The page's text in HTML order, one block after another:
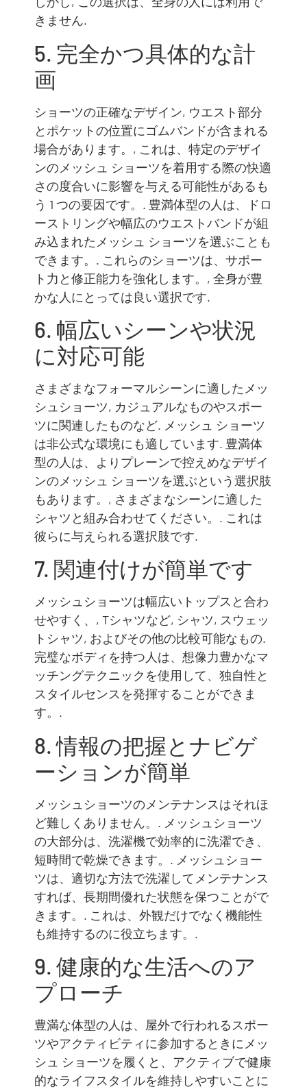
きません.
5. 完全かつ具体的な計
画
ショーツの正確なデザイン, ウエスト部分
とポケットの位置にゴムバンドが含まれる
場合があります。, これは、特定のデザイ
ンのメッシュ ショーツを着用する際の快適
さの度合いに影響を与える可能性があるも
う 1 つの要因です。. 豊満体型の人は、ドロ
ーストリングや幅広のウエストバンドが組
み込まれたメッシュ ショーツを選ぶことも
できます。. これらのショーツは、サポー
ト力と修正能力を強化します。, 全身が豊
かな人にとっては良い選択です.
6. 幅広いシーンや状況
に対応可能
さまざまなフォーマルシーンに適したメッ
シュショーツ, カジュアルなものやスポー
ツに関連したものなど. メッシュ ショーツ
は非公式な環境にも適しています. 豊満体
型の人は、よりプレーンで控えめなデザイ
ンのメッシュ ショーツを選ぶという選択肢
もあります。, さまざまなシーンに適した
シャツと組み合わせてください。. これは
彼らに与えられる選択肢です.
7. 関連付けが簡単です
メッシュショーツは幅広いトップスと合わ
せやすく、, Tシャツなど, シャツ, スウェッ
トシャツ, およびその他の比較可能なもの.
完璧なボディを持つ人は、想像力豊かなマ
ッチングテクニックを使用して、独自性と
スタイルセンスを発揮することができま
す。.
8. 情報の把握とナビゲ
ーションが簡単
メッシュショーツのメンテナンスはそれほ
ど難しくありません。. メッシュショーツ
の大部分は、洗濯機で効率的に洗濯でき、
短時間で乾燥できます。. メッシュショー
ツは、適切な方法で洗濯してメンテナンス
すれば、長期間優れた状態を保つことがで
きます。. これは、外観だけでなく機能性
も維持するのに役立ちます。.
9. 健康的な生活へのア
プローチ
豊満な体型の人は、屋外で行われるスポー
ツやアクティビティに参加するときにメッ
シュ ショーツを履くと、アクティブで健康
的なライフスタイルを維持しやすいことに